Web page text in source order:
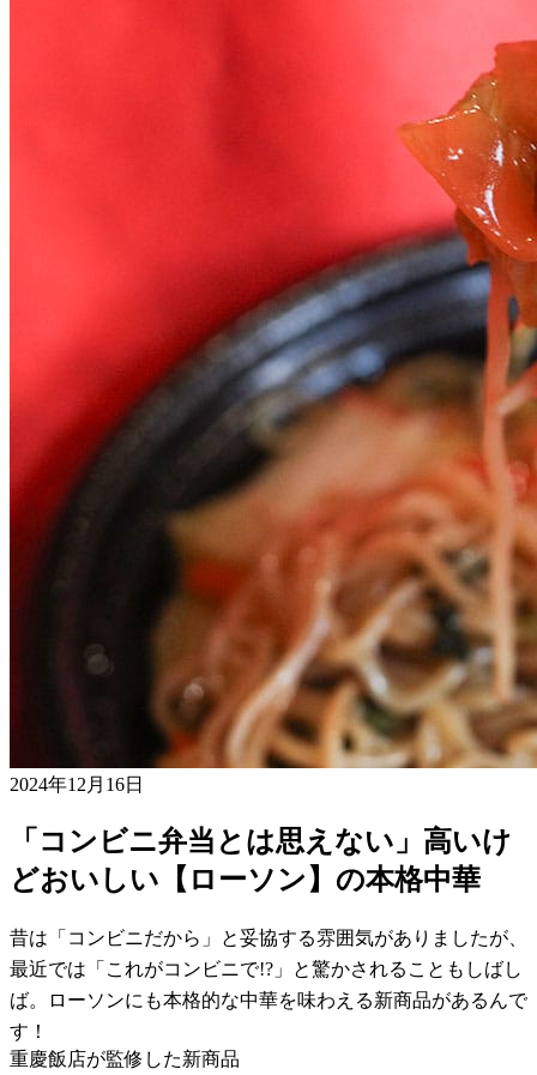
2024年12月16日
「コンビニ弁当とは思えない」高いけ
どおいしい【ローソン】の本格中華
昔は「コンビニだから」と妥協する雰囲気がありましたが、
最近では「これがコンビニで!?」と驚かされることもしばし
ば。ローソンにも本格的な中華を味わえる新商品があるんで
す！
重慶飯店が監修した新商品